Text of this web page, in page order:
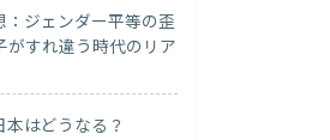
：ジェンダー平等の歪
がすれ違う時代のリア
はどうなる？